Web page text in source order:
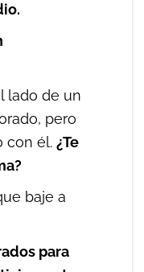
lado de un
pero
con él. ¿Te
baje a
para